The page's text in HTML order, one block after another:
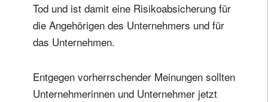
Tod und ist damit eine Risikoabsicherung für
die Angehörigen des Unternehmers und für
das Unternehmen.
Entgegen vorherrschender Meinungen sollten
Unternehmerinnen und Unternehmer jetzt